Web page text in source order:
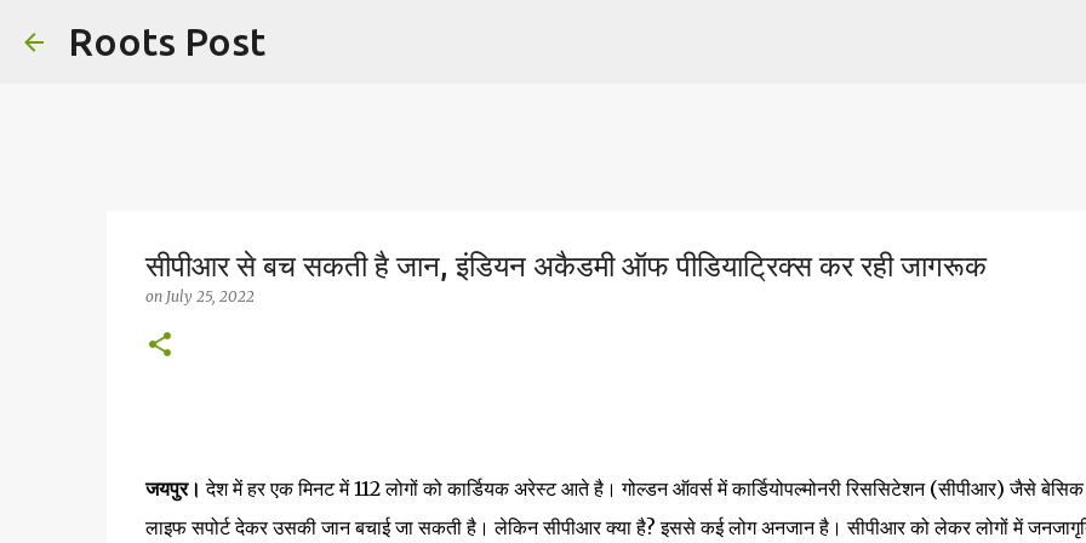
Roots Post
सीपीआर से बच सकती है जान, इंडियन अकैडमी ऑफ पीडियाट्रिक्स कर रही जागरूक
on July 25, 2022
जयपुर।देश में हर एक मिनट में 112 लोगों को कार्डियक अरेस्ट आते है। गोल्डन ऑवर्स में कार्डियोपल्मोनरी रिससिटेशन (सीपीआर) जैसे बेसिक
लाइफ सपोर्ट देकर उसकी जान बचाई जा सकती है। लेकिन सीपीआर क्या है? इससे कई लोग अनजान है। सीपीआर को लेकर लोगों में